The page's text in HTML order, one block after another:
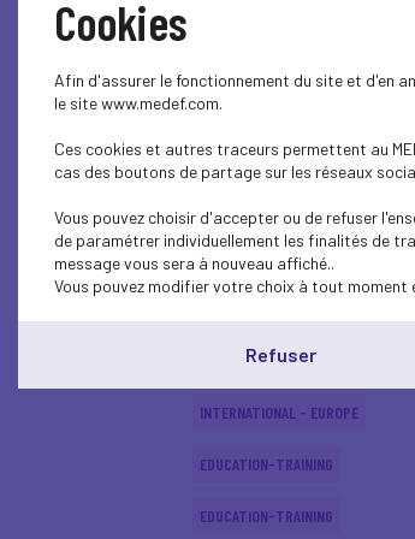
SOCIAL
SOCIAL
EDUCATION-TRAINING
ECONOMY
INTERNATIONAL - EUROPE
EDUCATION-TRAINING
EDUCATION-TRAINING
Cookies
Afin d'assurer le fonctionnement du site et d'en
le site www.medef.com.
Ces cookies et autres traceurs permettent au
cas des boutons de partage sur les réseaux
Vous pouvez choisir d'accepter ou de refuser
de paramétrer individuellement les finalités de
message vous sera à nouveau affiché..
Vous pouvez modifier votre choix à tout moment
Refuser